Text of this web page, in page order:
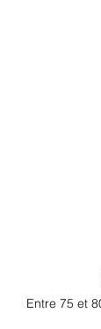
Entre 75 et